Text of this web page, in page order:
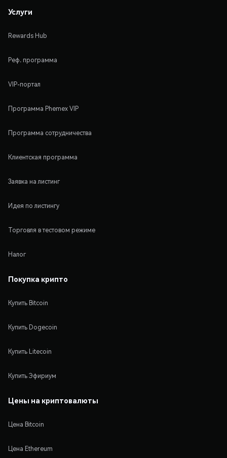
Услуги
Rewards Hub
Реф. программа
VIP-портал
Программа Phemex VIP
Программа сотрудничества
Клиентская программа
Заявка на листинг
Идея по листингу
Торговля в тестовом режиме
Налог
Покупка крипто
Купить Bitcoin
Купить Dogecoin
Купить Litecoin
Купить Эфириум
Цены на криптовалюты
Цена Bitcoin
Цена Ethereum